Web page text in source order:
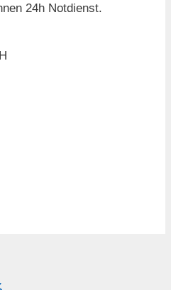
24h Notdienst.